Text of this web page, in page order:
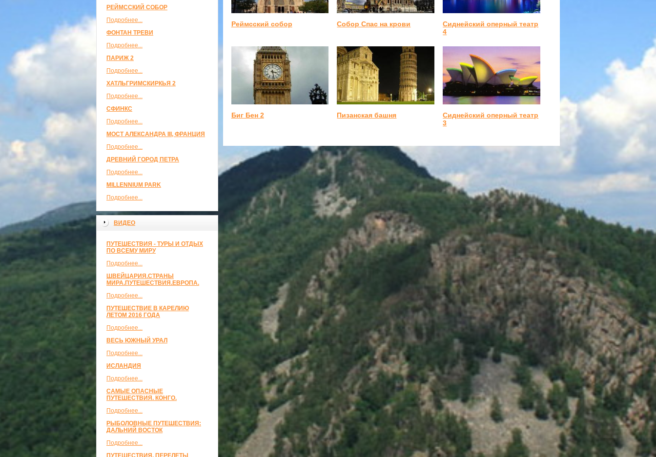
РЕЙМССКИЙ СОБОР
Подробнее...
ФОНТАН ТРЕВИ
Подробнее...
ПАРИЖ 2
Подробнее...
ХАТЛЬГРИМСКИРКЬЯ 2
Подробнее...
СФИНКС
Подробнее...
МОСТ АЛЕКСАНДРА III, ФРАНЦИЯ
Подробнее...
ДРЕВНИЙ ГОРОД ПЕТРА
Подробнее...
MILLENNIUM PARK
Подробнее...
ВИДЕО
ПУТЕШЕСТВИЯ - ТУРЫ И ОТДЫХ
ПО ВСЕМУ МИРУ
Подробнее...
ШВЕЙЦАРИЯ.СТРАНЫ
МИРА.ПУТЕШЕСТВИЯ.ЕВРОПА.
Подробнее...
ПУТЕШЕСТВИЕ В КАРЕЛИЮ
ЛЕТОМ 2016 ГОДА
Подробнее...
ВЕСЬ ЮЖНЫЙ УРАЛ
Подробнее...
ИСЛАНДИЯ
Подробнее...
САМЫЕ ОПАСНЫЕ
ПУТЕШЕСТВИЯ. КОНГО.
Подробнее...
РЫБОЛОВНЫЕ ПУТЕШЕСТВИЯ:
ДАЛЬНИЙ ВОСТОК
Подробнее...
ПУТЕШЕСТВИЯ, ПЕРЕЛЕТЫ
Реймсский собор Собор Спас на крови
Сиднейский оперный театр
4
Биг Бен 2 Пизанская башня
Сиднейский оперный театр
3